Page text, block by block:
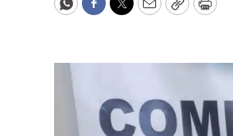
WhatsApp
Facebook
Twitter
EmailCopyPrint